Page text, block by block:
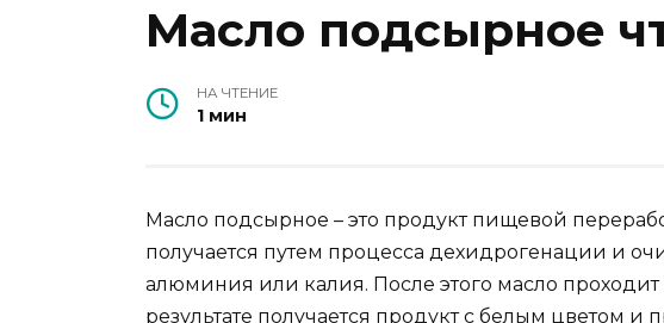
Масло подсырное
НА ЧТЕНИЕ
1 мин
Масло подсырное – это продукт пищевой
получается путем процесса дехидрогенации и
алюминия или калия. После этого масло
результате получается продукт с белым цветом